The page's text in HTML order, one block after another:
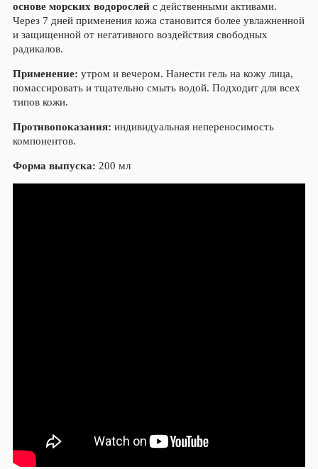
основе морских водорослейс действенными активами.
Через 7 дней применения кожа становится более увлажненной
и защищенной от негативного воздействия свободных
радикалов.
Применение: утром и вечером. Нанести гель на кожу лица,
помассировать и тщательно смыть водой. Подходит для всех
типов кожи.
Противопоказания: индивидуальная непереносимость
компонентов.
Форма выпуска: 200 мл